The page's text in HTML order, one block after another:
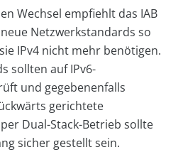
Wechsel empfiehlt das IAB
Netzwerkstandards so
IPv4 nicht mehr benötigen.
sollten auf IPv6-
und gegebenenfalls
gerichtete
Dual-Stack-Betrieb sollte
sicher gestellt sein.